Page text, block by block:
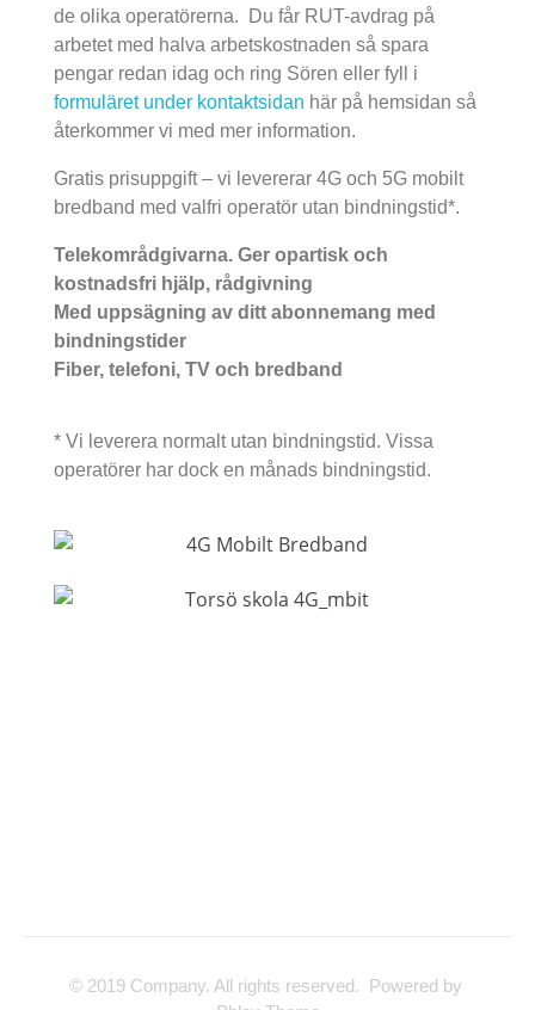
de olika operatörerna. Du får RUT-avdrag på
arbetet med halva arbetskostnaden så spara
pengar redan idag och ring Sören eller fyll i
formuläret under kontaktsidan här på hemsidan så
återkommer vi med mer information.
Gratis prisuppgift – vi levererar 4G och 5G mobilt
bredband med valfri operatör utan bindningstid*.
Telekområdgivarna. Ger opartisk och
kostnadsfri hjälp, rådgivning
Med uppsägning av ditt abonnemang med
bindningstider
Fiber, telefoni, TV och bredband
* Vi leverera normalt utan bindningstid. Vissa
operatörer har dock en månads bindningstid.
© 2019 Company. All rights reserved. Powered by